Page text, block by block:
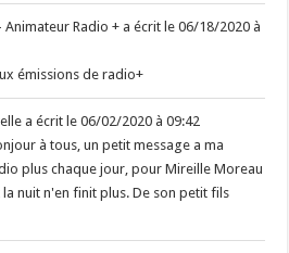
Animateur Radio + a écrit le 06/18/2020 à
émissions de radio+
a écrit le 06/02/2020 à 09:42
à tous, un petit message a ma
plus chaque jour, pour Mireille Moreau
la nuit n'en finit plus. De son petit fils